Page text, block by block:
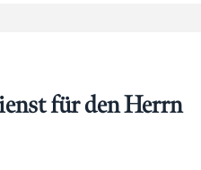
für den Herrn